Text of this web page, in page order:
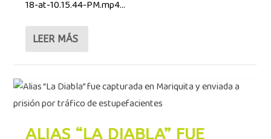
18-at-10.15.44-PM.mp4...
LEER MÁS
ALIAS “LA DIABLA” FUE